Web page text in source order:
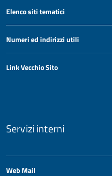
Elenco siti tematici
Numeri ed indirizzi utili
Link Vecchio Sito
Servizi interni
Web Mail